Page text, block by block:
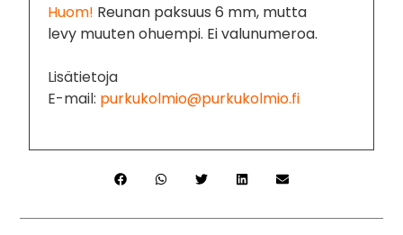
Huom! Reunan paksuus 6 mm, mutta
levy muuten ohuempi. Ei valunumeroa.
Lisätietoja
E-mail: purkukolmio@purkukolmio.fi